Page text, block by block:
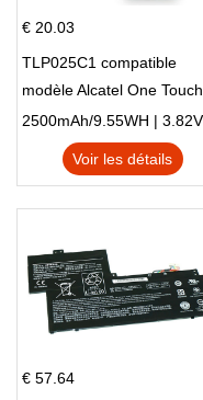
€ 20.03
TLP025C1 compatible
modèle Alcatel One Touch
Pop 4 Plus OT-5056D
Voir les détails
€ 57.64